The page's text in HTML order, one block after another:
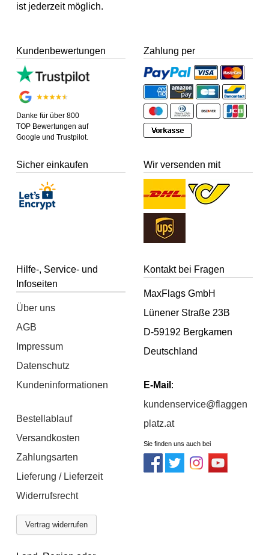
ist jederzeit möglich.
Kundenbewertungen
Danke für über 800
TOP Bewertungen auf
Google und Trustpilot.
Zahlung per
Sicher einkaufen Wir versenden mit
Hilfe-, Service- und
Infoseiten
Über uns
AGB
Impressum
Datenschutz
Kundeninformationen
Bestellablauf
Versandkosten
Zahlungsarten
Lieferung / Lieferzeit
Widerrufsrecht
Vertrag widerrufen
Kontakt bei Fragen
MaxFlags GmbH
Lünener Straße 23B
D-59192 Bergkamen
Deutschland
E-Mail :
kundenservice@flaggen
platz.at
Sie finden uns auch bei